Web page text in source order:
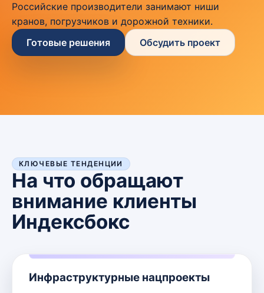
Российские производители занимают ниши
кранов, погрузчиков и дорожной техники.
Готовые решения
Обсудить проект
КЛЮЧЕВЫЕ ТЕНДЕНЦИИ
На что обращают
внимание клиенты
Индексбокс
Инфраструктурные нацпроекты